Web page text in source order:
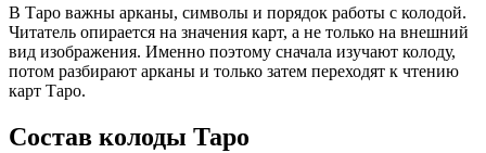
В Таро важны арканы, символы и порядок работы с колодой.
Читатель опирается на значения карт, а не только на внешний
вид изображения. Именно поэтому сначала изучают колоду,
потом разбирают арканы и только затем переходят к чтению
карт Таро.
Состав колоды Таро